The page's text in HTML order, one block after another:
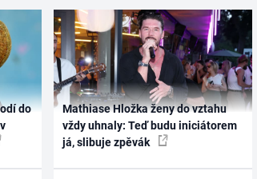
do
Mathiase Hložka ženy do vztahu
vždy uhnaly: Teď budu iniciátorem
já, slibuje zpěvák